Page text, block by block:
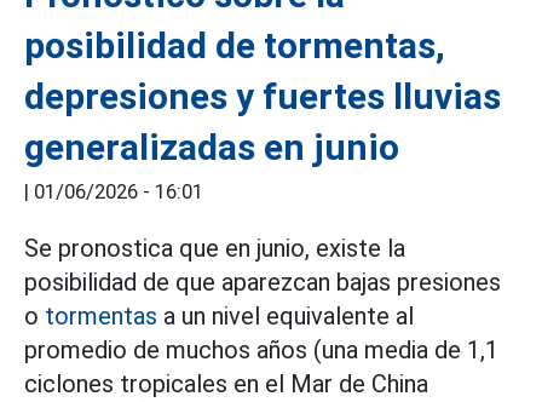
posibilidad de tormentas,
depresiones y fuertes lluvias
generalizadas en junio
| 01/06/2026 - 16:01
Se pronostica que en junio, existe la
posibilidad de que aparezcan bajas presiones
o tormentas a un nivel equivalente al
promedio de muchos años (una media de 1,1
ciclones tropicales en el Mar de China